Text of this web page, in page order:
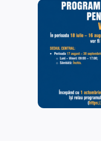
Biblioteca Centrală